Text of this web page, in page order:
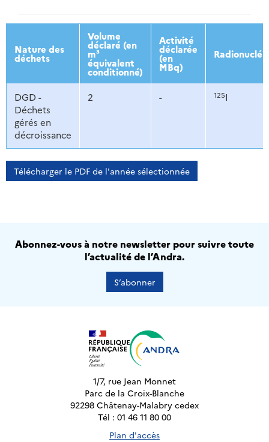
2013 2014 2015 2016
Nature des
déchets
Volume
déclaré (en
m³
équivalent
conditionné)
Activité
déclarée
(en
MBq)
DGD -
Déchets
gérés en
décroissance
2 - 125I
Télécharger le PDF de l'année sélectionnée
Abonnez-vous à notre newsletter pour suivre toute
l’actualité de l’Andra.
S’abonner
1/7, rue Jean Monnet
Parc de la Croix-Blanche
92298 Châtenay-Malabry cedex
Tél : 01 46 11 80 00
Plan d'accès